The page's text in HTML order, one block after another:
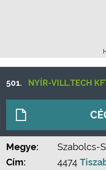
501. NYÍR-VILL.TECH
Megye:
Szabolcs-
Cím:
4474